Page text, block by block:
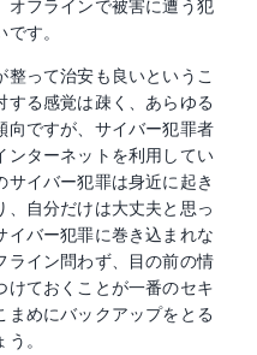
オフラインで被害に遭う犯
す。
って治安も良いというこ
る感覚は疎く、あらゆる
向ですが、サイバー犯罪者
ンターネットを利用してい
イバー犯罪は身近に起き
自分だけは大丈夫と思っ
イバー犯罪に巻き込まれな
ライン問わず、目の前の情
ておくことが一番のセキ
めにバックアップをとる
。